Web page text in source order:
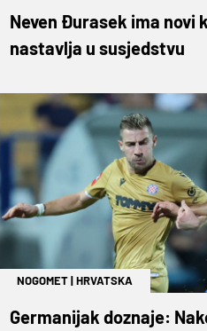
Neven Đurasek ima novi
nastavlja u susjedstvu
NOGOMET|HRVATSKA
Germanijak doznaje: